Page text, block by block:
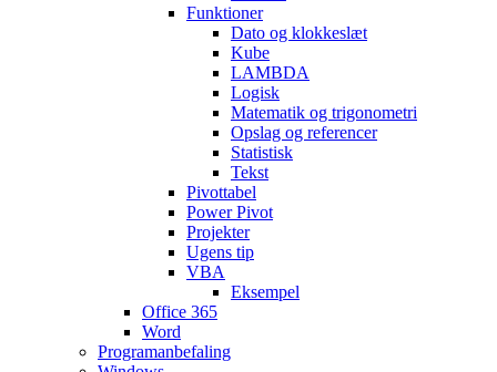
Funktioner
Dato og klokkeslæt
Kube
LAMBDA
Logisk
Matematik og trigonometri
Opslag og referencer
Statistisk
Tekst
Pivottabel
Power Pivot
Projekter
Ugens tip
VBA
Eksempel
Office 365
Word
Programanbefaling